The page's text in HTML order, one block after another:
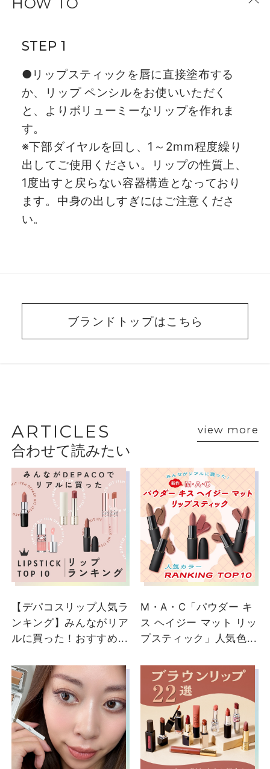
STEP 1
●リップスティックを唇に直接塗布する
か、リップ ペンシルをお使いいただく
と、よりボリューミーなリップを作れま
す。
※下部ダイヤルを回し、1～2mm程度繰り
出してご使用ください。リップの性質上、
1度出すと戻らない容器構造となっており
ます。中身の出しすぎにはご注意くださ
い。
ブランドトップはこちら
VOICE
ショップスタッフ・ブランド担当者のおすす
めをご紹介
マック
神戸大丸ＭＡＣ
大丸神戸店
2024/12/06
【2024年下半期ベスコス
うるうるリップグロス!20
代〜30代おすすめ!】 皆
さまこんにちは😊今回は
ARTICLES view more
合わせて読みたい
【デパコスリップ人気ラ
ンキング】みんながリア
ルに買った！おすすめ...
M・A・C「パウダー キ
ス ヘイジー マット リッ
プスティック」人気色...